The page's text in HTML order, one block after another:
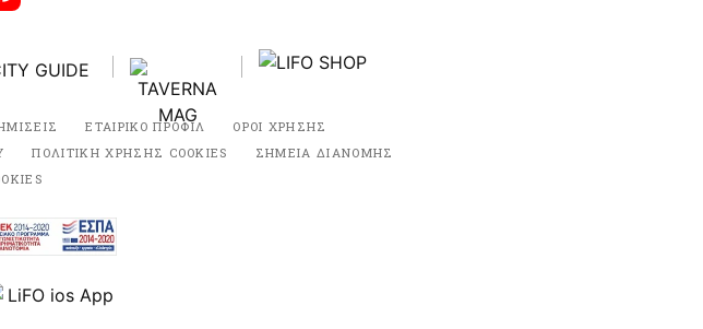
ΕΤΑΙΡΙΚΟ ΠΡΟΦΙΛ
ΟΡΟΙ ΧΡΗΣΗΣ
ΠΟΛΙΤΙΚΗ ΧΡΗΣΗΣ COOKIES
ΣΗΜΕΙΑ ΔΙΑΝΟΜΗΣ